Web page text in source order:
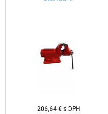
206,64 € s DPH